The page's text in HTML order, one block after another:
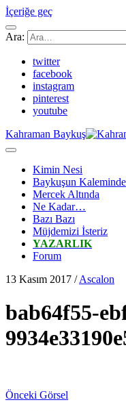
İçeriğe geç
Ara:
twitter
facebook
instagram
pinterest
youtube
Kahraman Baykuş
Kimin Nesi
Baykuşun
Mercek Altında
Ne Kadar…
Bazı Bazı
Müjdemizi İsteriz
YAZARLIK
Forum
13 Kasım 2017 /Ascalon
bab64f55-
Önceki Görsel